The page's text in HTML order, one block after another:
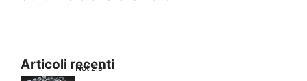
Articoli recenti
Notizie